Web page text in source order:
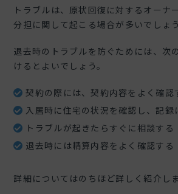
トラブルは、原状回復に対するオーナ
分担に関して起こる場合が多いでしょう
退去時のトラブルを防ぐためには、次
けるとよいでしょう。
契約の際には、契約内容をよく確認
入居時に住宅の状況を確認し、記録
トラブルが起きたらすぐに相談する
退去時には精算内容をよく確認する
詳細についてはのちほど詳しく紹介しま